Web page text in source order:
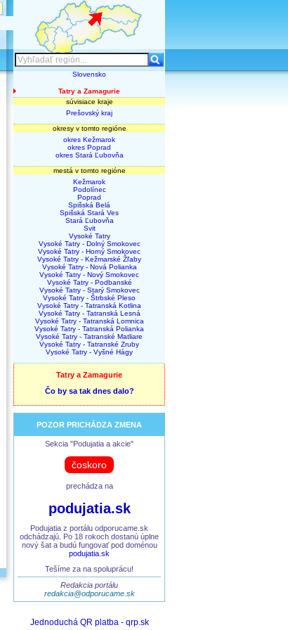
Slovensko
Tatry a Zamagurie
súvisiace kraje
Prešovský kraj
okresy v tomto regióne
okres Kežmarok
okres Poprad
okres Stará Ľubovňa
mestá v tomto regióne
Kežmarok
Podolínec
Poprad
Spišská Belá
Spišská Stará Ves
Stará Ľubovňa
Svit
Vysoké Tatry
Vysoké Tatry - Dolný Smokovec
Vysoké Tatry - Horný Smokovec
Vysoké Tatry - Kežmarské Žľaby
Vysoké Tatry - Nová Polianka
Vysoké Tatry - Nový Smokovec
Vysoké Tatry - Podbanské
Vysoké Tatry - Starý Smokovec
Vysoké Tatry - Štrbské Pleso
Vysoké Tatry - Tatranská Kotlina
Vysoké Tatry - Tatranská Lesná
Vysoké Tatry - Tatranská Lomnica
Vysoké Tatry - Tatranská Polianka
Vysoké Tatry - Tatranské Matliare
Vysoké Tatry - Tatranské Zruby
Vysoké Tatry - Vyšné Hágy
Tatry a Zamagurie
Čo by sa tak dnes dalo?
POZOR PRICHÁDZA ZMENA
Sekcia "Podujatia a akcie"
čoskoro
prechádza na
podujatia.sk
Podujatia z portálu odporucame.sk
odchádzajú. Po 18 rokoch dostanú úplne
nový šat a budú fungovať pod doménou
podujatia.sk
Tešíme za na spoluprácu!
Redakcia portálu
redakcia@odporucame.sk
Jednoduchá QR platba - qrp.sk